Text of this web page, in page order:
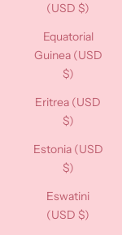
(USD $)
Equatorial
Guinea (USD
$)
Eritrea (USD
$)
Estonia (USD
$)
Eswatini
(USD $)